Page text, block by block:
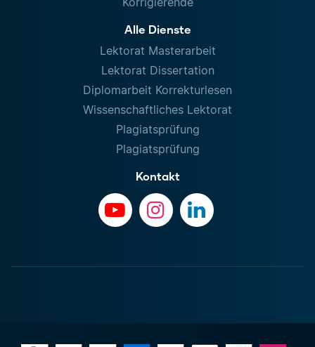
Alle Dienste
Lektorat Masterarbeit
Lektorat Dissertation
Diplomarbeit Korrekturlesen
Wissenschaftliches Lektorat
Plagiatsprüfung
Plagiatsprüfung
Kontakt